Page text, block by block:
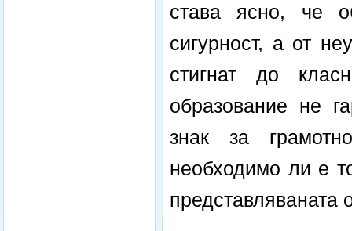
става ясно, че
сигурност, а от
стигнат до
образование не
знак за
необходимо ли е
представляваната